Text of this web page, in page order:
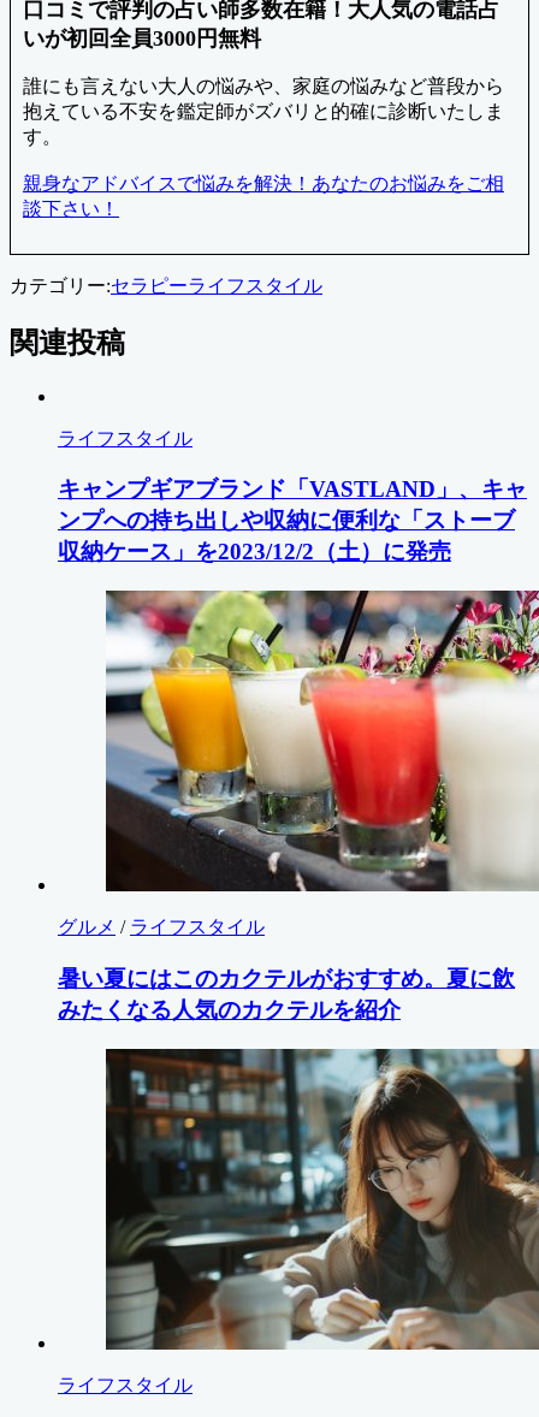
口コミで評判の占い師多数在籍！大人気の電話占
いが初回全員3000円無料
誰にも言えない大人の悩みや、家庭の悩みなど普段から
抱えている不安を鑑定師がズバリと的確に診断いたしま
す。
親身なアドバイスで悩みを解決！あなたのお悩みをご相
談下さい！
カテゴリー:セラピーライフスタイル
関連投稿
ライフスタイル
キャンプギアブランド「VASTLAND」、キャ
ンプへの持ち出しや収納に便利な「ストーブ
収納ケース」を2023/12/2（土）に発売
グルメ / ライフスタイル
暑い夏にはこのカクテルがおすすめ。夏に飲
みたくなる人気のカクテルを紹介
ライフスタイル